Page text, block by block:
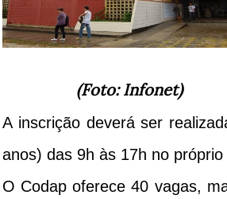
(Foto: Infonet)
A inscrição deverá ser
anos) das 9h às 17h no
O Codap oferece 40 vagas,